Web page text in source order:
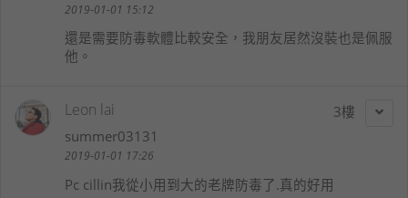
2019-01-01 15:12
還是需要防毒軟體比較安全，我朋友居然沒裝也是佩服
他。
3
Leon lai
summer03131
2019-01-01 17:26
Pc cillin我從小用到大的老牌防毒了.真的好用